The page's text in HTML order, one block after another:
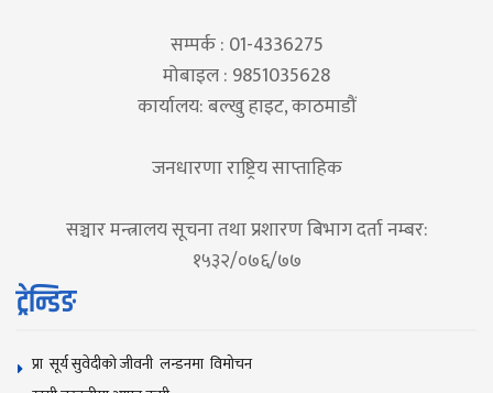
सम्पर्क : 01-4336275
मोबाइल : 9851035628
कार्यालय: बल्खु हाइट, काठमाडौं
जनधारणा राष्ट्रिय साप्ताहिक
सञ्चार मन्त्रालय सूचना तथा प्रशारण बिभाग दर्ता नम्बर:
१५३२/०७६/७७
ट्रेन्डिङ
प्रा सूर्य सुवेदीको जीवनी लन्डनमा विमोचन